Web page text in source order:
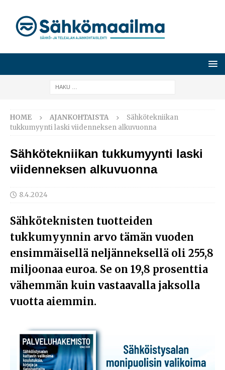
HOME AJANKOHTAISTA
Sähkötekniikan
tukkumyynti laski viidenneksen alkuvuonna
Sähkötekniikan tukkumyynti laski
viidenneksen alkuvuonna
8.4.2024
Sähköteknisten tuotteiden
tukkumyynnin arvo tämän vuoden
ensimmäisellä neljänneksellä oli 255,8
miljoonaa euroa. Se on 19,8 prosenttia
vähemmän kuin vastaavalla jaksolla
vuotta aiemmin.